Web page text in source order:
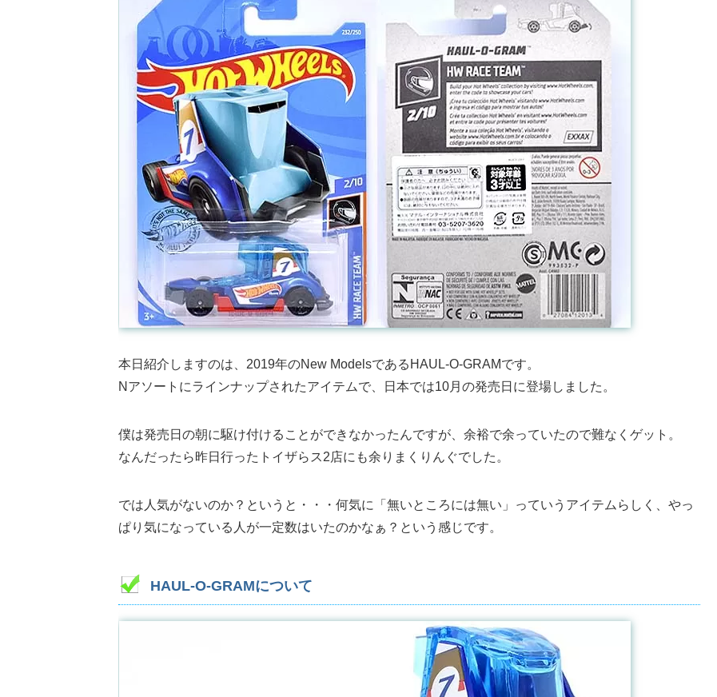
本日紹介しますのは、2019年のNew ModelsであるHAUL-O-GRAMです。
Nアソートにラインナップされたアイテムで、日本では10月の発売日に登場しました。
僕は発売日の朝に駆け付けることができなかったんですが、余裕で余っていたので難なくゲット。
なんだったら昨日行ったトイザらス2店にも余りまくりんぐでした。
では人気がないのか？というと・・・何気に「無いところには無い」っていうアイテムらしく、やっ
ぱり気になっている人が一定数はいたのかなぁ？という感じです。
HAUL-O-GRAMについて